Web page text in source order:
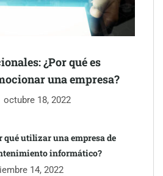
que transforman espacios de la
¿Por qué es
una empresa?
octubre 18, 2022
qué utilizar una empresa de
informático?
14, 2022